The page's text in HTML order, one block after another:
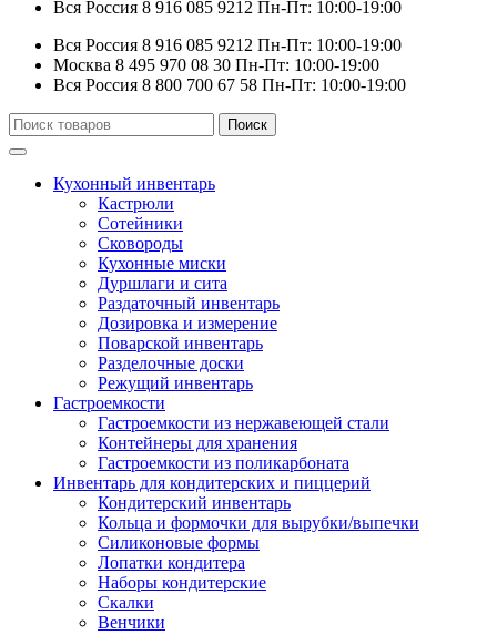
Вся Россия 8 916 085 9212 Пн-Пт: 10:00-19:00
Вся Россия 8 916 085 9212 Пн-Пт: 10:00-19:00
Москва 8 495 970 08 30 Пн-Пт: 10:00-19:00
Вся Россия 8 800 700 67 58 Пн-Пт: 10:00-19:00
Искать:
Поиск
Кухонный инвентарь
Кастрюли
Сотейники
Сковороды
Кухонные миски
Дуршлаги и сита
Раздаточный инвентарь
Дозировка и измерение
Поварской инвентарь
Разделочные доски
Режущий инвентарь
Гастроемкости
Гастроемкости из нержавеющей стали
Контейнеры для хранения
Гастроемкости из поликарбоната
Инвентарь для кондитерских и пиццерий
Кондитерский инвентарь
Кольца и формочки для вырубки/выпечки
Силиконовые формы
Лопатки кондитера
Наборы кондитерские
Скалки
Венчики